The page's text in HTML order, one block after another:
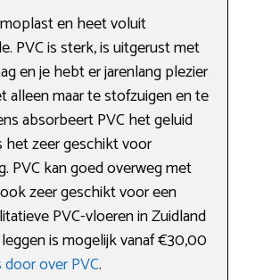
en heet voluit
PVC is sterk, is uitgerust met
en je hebt er jarenlang plezier
alleen maar te stofzuigen en te
absorbeert PVC het geluid
het zeer geschikt voor
PVC kan goed overweg met
zeer geschikt voor een
PVC-vloeren in Zuidland
is mogelijk vanaf €30,00
door over PVC.